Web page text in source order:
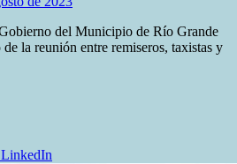
del Municipio de Río Grande
la reunión entre remiseros, taxistas y
LinkedIn